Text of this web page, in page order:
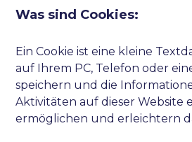
Leistungstest
Was sind Cookies:
Ein Cookie ist eine kleine
auf Ihrem PC, Telefon oder
speichern und die
Aktivitäten auf dieser Website
ermöglichen und erleichtern